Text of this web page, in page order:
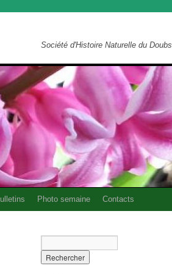
Société d'Histoire Naturelle du Doubs
Photo semaine Contacts